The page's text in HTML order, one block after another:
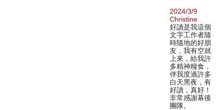
2024/3/9
Christine
好讀是我這個
文字工作者隨
時隨地的好朋
友，我有空就
上來，給我許
多精神糧食，
伴我度過許多
白天黑夜，有
好讀，真好！
非常感謝幕後
團隊。